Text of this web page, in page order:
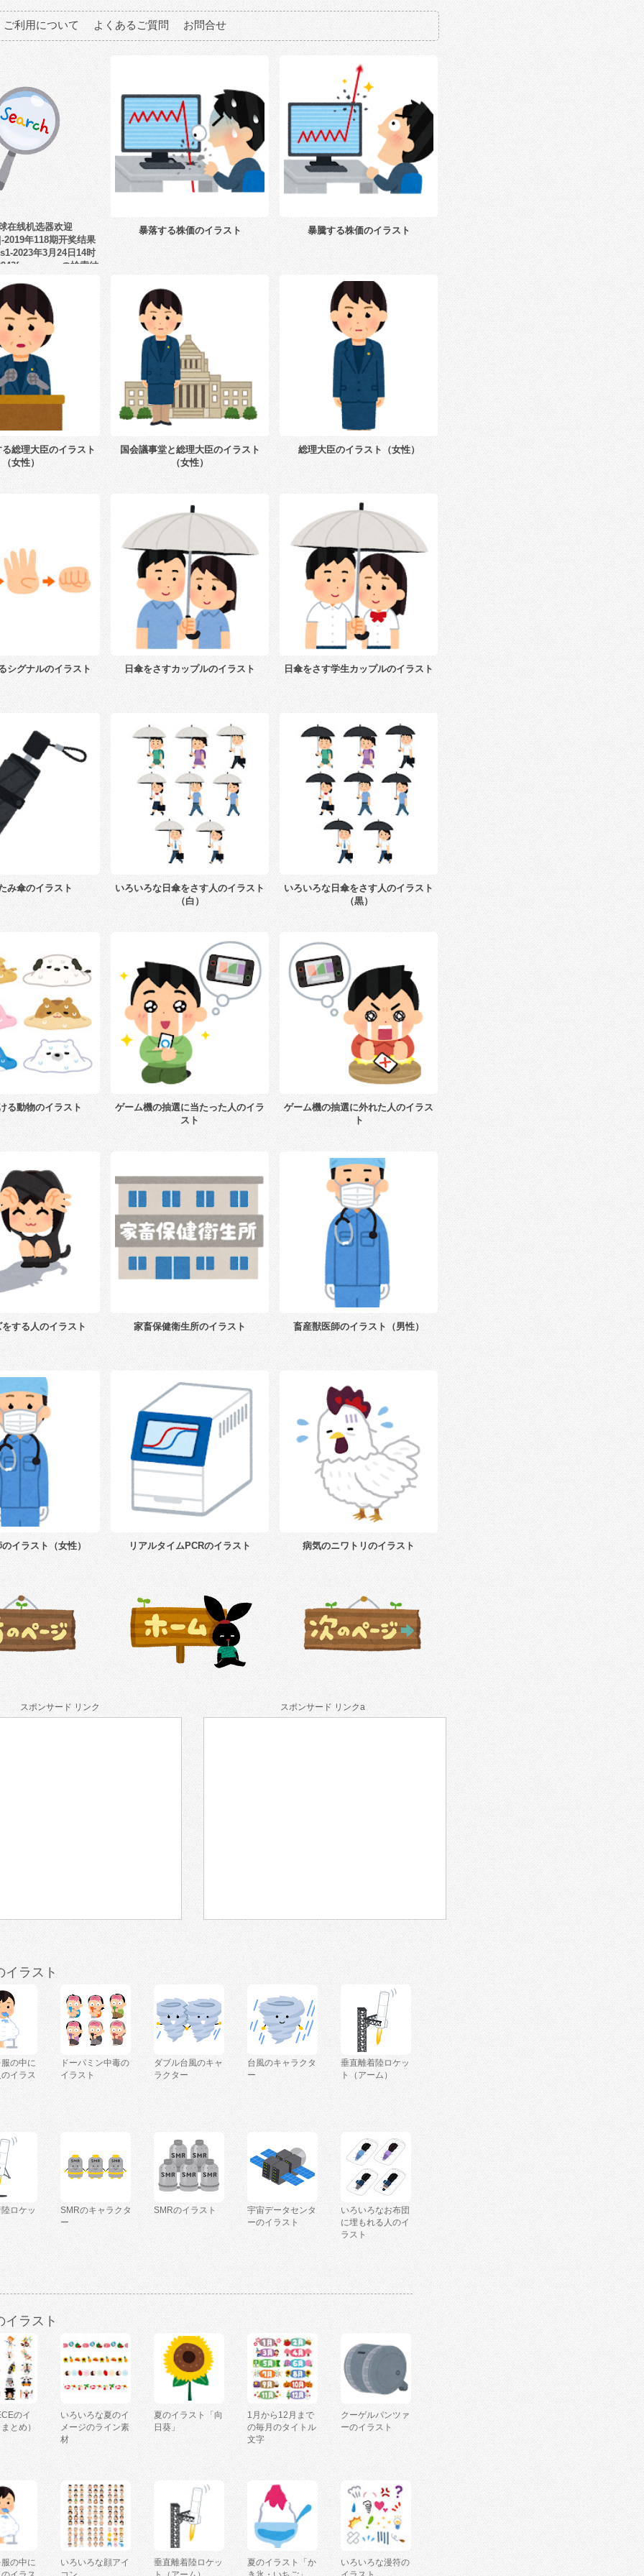
ご利用について よくあるご質問 お問合せ
在线机选器欢迎
年118期开奖结果
2023年3月24日14时
」の検索結
暴落する株価のイラスト 暴騰する株価のイラスト
総理大臣のイラスト
（女性）
国会議事堂と総理大臣のイラスト
（女性）
総理大臣のイラスト（女性）
シグナルのイラスト 日傘をさすカップルのイラスト 日傘をさす学生カップルのイラスト
み傘のイラスト
いろいろな日傘をさす人のイラスト
（白）
いろいろな日傘をさす人のイラスト
（黒）
る動物のイラスト
ゲーム機の抽選に当たった人のイラ
スト
ゲーム機の抽選に外れた人のイラス
ト
する人のイラスト 家畜保健衛生所のイラスト 畜産獣医師のイラスト（男性）
イラスト（女性） リアルタイムPCRのイラスト 病気のニワトリのイラスト
スポンサード リンク スポンサード リンクa
イラスト
の中に
イラス
ドーパミン中毒の
イラスト
ダブル台風のキャ
ラクター
台風のキャラクタ
ー
垂直離着陸ロケッ
ト（アーム）
ロケッ
SMRのキャラクタ
ー
SMRのイラスト
宇宙データセンタ
ーのイラスト
いろいろなお布団
に埋もれる人のイ
ラスト
イラスト
のイ
とめ）
いろいろな夏のイ
メージのライン素
材
夏のイラスト「向
日葵」
1月から12月まで
の毎月のタイトル
文字
クーゲルパンツァ
ーのイラスト
の中に
いろいろな顔アイ
垂直離着陸ロケッ
夏のイラスト「か
いろいろな漫符の